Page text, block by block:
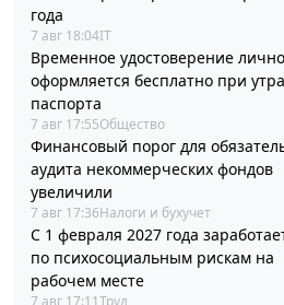
года
7 авг 18:04IT
Временное удостоверение
оформляется бесплатно при
паспорта
7 авг 17:55Общество
Финансовый порог для
аудита некоммерческих фондов
увеличили
7 авг 17:36Налоги и бухучет
С 1 февраля 2027 года
по психосоциальным рискам на
рабочем месте